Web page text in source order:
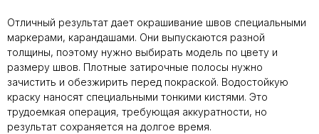
Отличный результат дает окрашивание швов специальными
маркерами, карандашами. Они выпускаются разной
толщины, поэтому нужно выбирать модель по цвету и
размеру швов. Плотные затирочные полосы нужно
зачистить и обезжирить перед покраской. Водостойкую
краску наносят специальными тонкими кистями. Это
трудоемкая операция, требующая аккуратности, но
результат сохраняется на долгое время.